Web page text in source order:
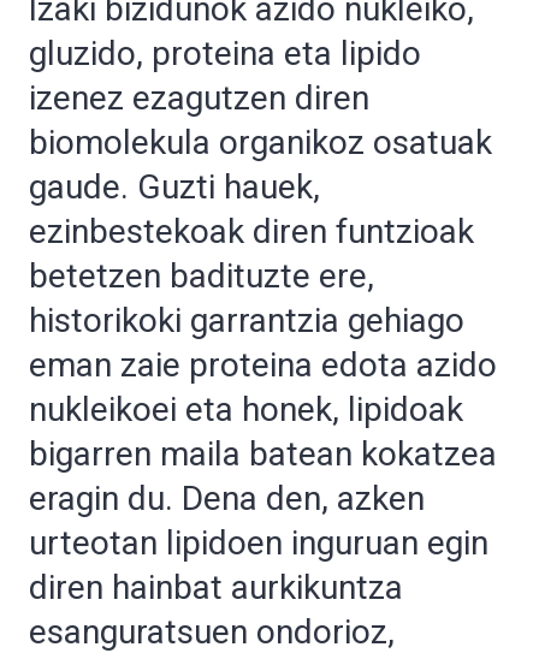
Izaki bizidunok azido nukleiko,
gluzido, proteina eta lipido
izenez ezagutzen diren
biomolekula organikoz osatuak
gaude. Guzti hauek,
ezinbestekoak diren funtzioak
betetzen badituzte ere,
historikoki garrantzia gehiago
eman zaie proteina edota azido
nukleikoei eta honek, lipidoak
bigarren maila batean kokatzea
eragin du. Dena den, azken
urteotan lipidoen inguruan egin
diren hainbat aurkikuntza
esanguratsuen ondorioz,